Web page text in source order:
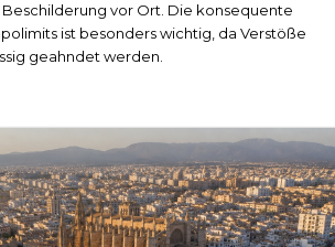
vor Ort. Die konsequente
ist besonders wichtig, da Verstöße
geahndet werden.